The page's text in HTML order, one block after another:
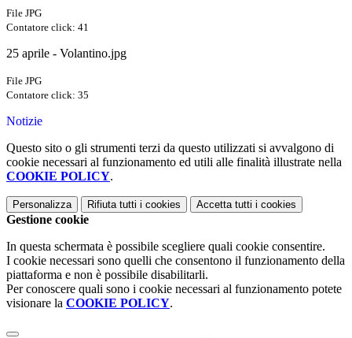
File JPG
Contatore click: 41
25 aprile - Volantino.jpg
File JPG
Contatore click: 35
Notizie
Questo sito o gli strumenti terzi da questo utilizzati si avvalgono di
cookie necessari al funzionamento ed utili alle finalità illustrate nella
COOKIE POLICY.
Personalizza Rifiuta tutti i cookies Accetta tutti i cookies
Gestione cookie
In questa schermata è possibile scegliere quali cookie consentire.
I cookie necessari sono quelli che consentono il funzionamento della
piattaforma e non è possibile disabilitarli.
Per conoscere quali sono i cookie necessari al funzionamento potete
visionare la COOKIE POLICY.